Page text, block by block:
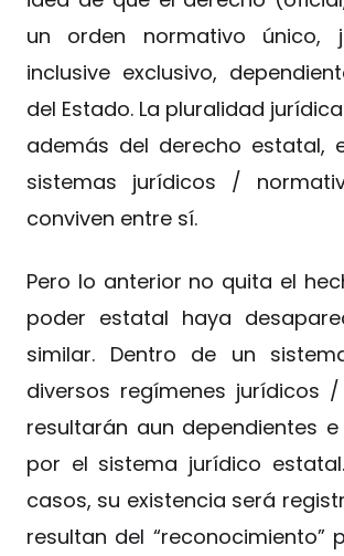
un orden normativo único,
inclusive exclusivo,
del Estado. La pluralidad
además del derecho estatal,
sistemas jurídicos /
conviven entre sí.
Pero lo anterior no quita el
poder estatal haya
similar. Dentro de un
diversos regímenes jurídicos
resultarán aun dependientes
por el sistema jurídico
casos, su existencia será
resultan del “reconocimiento”